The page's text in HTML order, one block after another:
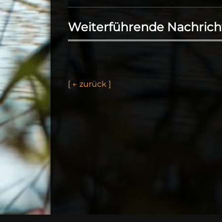
Weiterführende
[ ← zurück ]